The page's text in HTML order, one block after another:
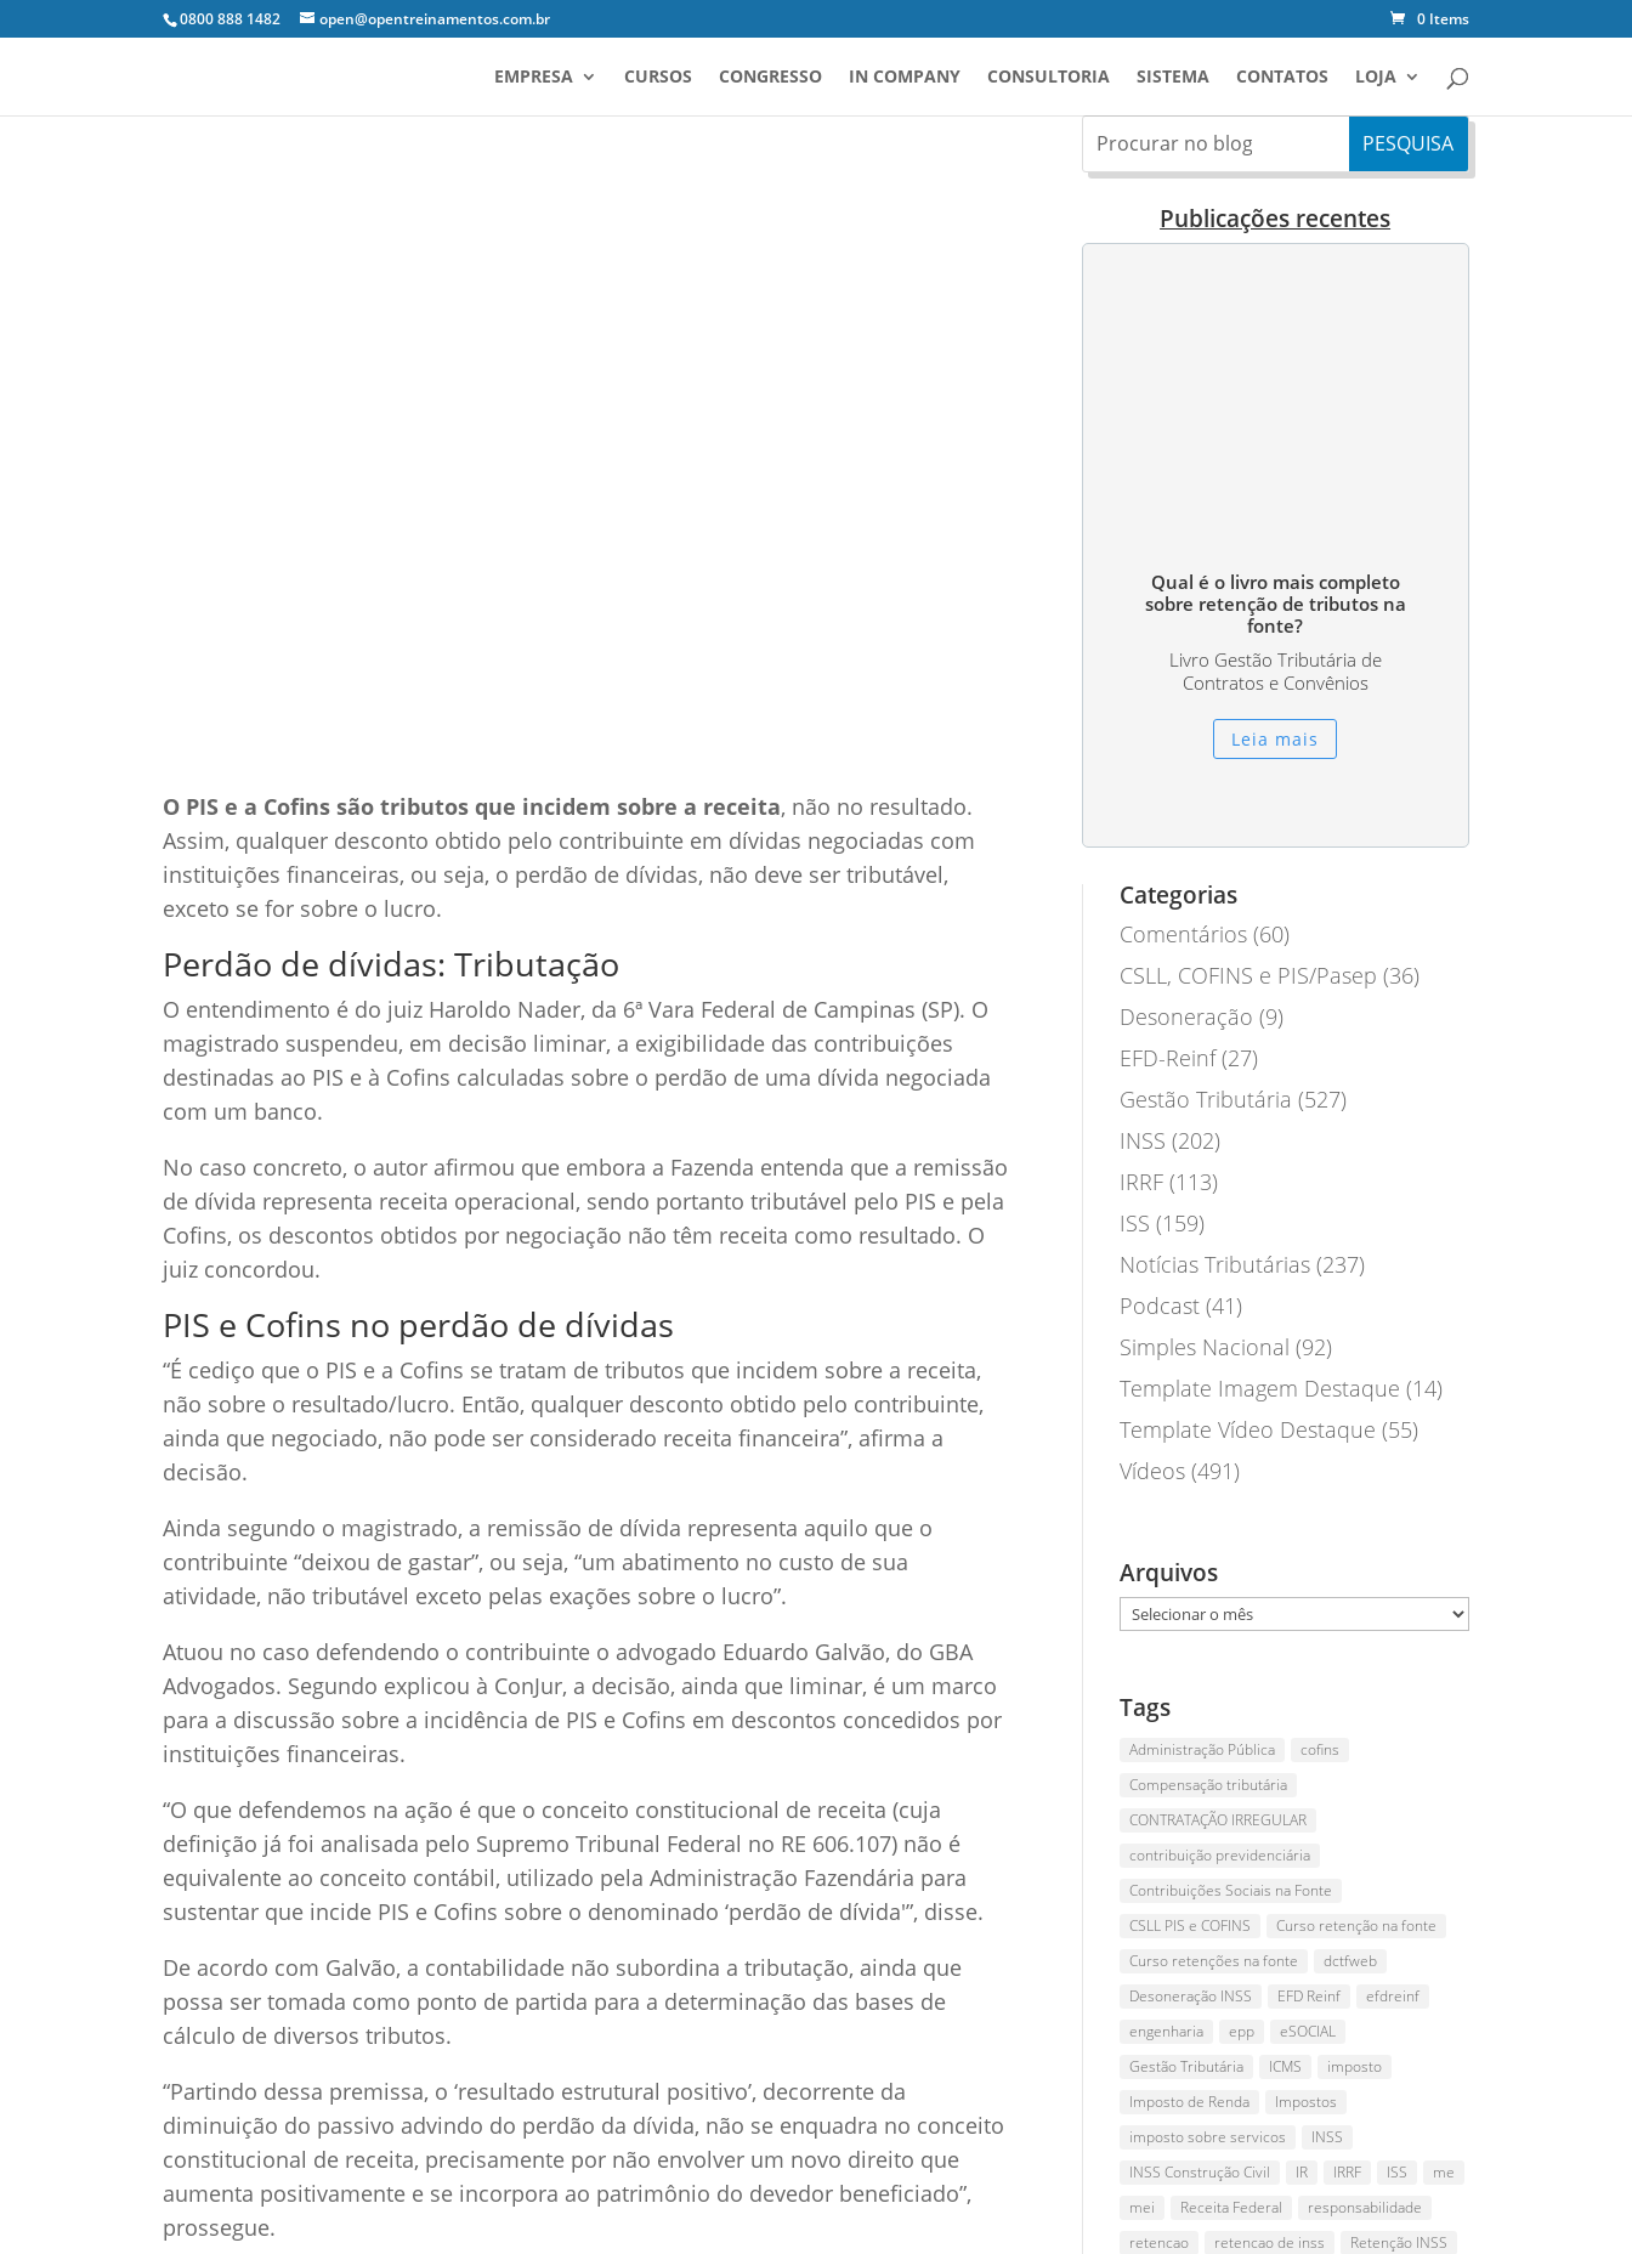
0800 888 1482 open@opentreinamentos.com.br 0 Items
EMPRESA CURSOS CONGRESSO IN COMPANY CONSULTORIA SISTEMA CONTATOS LOJA
O PIS e a Cofins são tributos que incidem sobre a receita, não no resultado.
Assim, qualquer desconto obtido pelo contribuinte em dívidas negociadas com
instituições financeiras, ou seja, o perdão de dívidas, não deve ser tributável,
exceto se for sobre o lucro.
Perdão de dívidas: Tributação
O entendimento é do juiz Haroldo Nader, da 6ª Vara Federal de Campinas (SP). O
magistrado suspendeu, em decisão liminar, a exigibilidade das contribuições
destinadas ao PIS e à Cofins calculadas sobre o perdão de uma dívida negociada
com um banco.
No caso concreto, o autor afirmou que embora a Fazenda entenda que a remissão
de dívida representa receita operacional, sendo portanto tributável pelo PIS e pela
Cofins, os descontos obtidos por negociação não têm receita como resultado. O
juiz concordou.
PIS e Cofins no perdão de dívidas
“É cediço que o PIS e a Cofins se tratam de tributos que incidem sobre a receita,
não sobre o resultado/lucro. Então, qualquer desconto obtido pelo contribuinte,
ainda que negociado, não pode ser considerado receita financeira”, afirma a
decisão.
Ainda segundo o magistrado, a remissão de dívida representa aquilo que o
contribuinte “deixou de gastar”, ou seja, “um abatimento no custo de sua
atividade, não tributável exceto pelas exações sobre o lucro”.
Atuou no caso defendendo o contribuinte o advogado Eduardo Galvão, do GBA
Advogados. Segundo explicou à ConJur, a decisão, ainda que liminar, é um marco
para a discussão sobre a incidência de PIS e Cofins em descontos concedidos por
instituições financeiras.
“O que defendemos na ação é que o conceito constitucional de receita (cuja
definição já foi analisada pelo Supremo Tribunal Federal no RE 606.107) não é
equivalente ao conceito contábil, utilizado pela Administração Fazendária para
sustentar que incide PIS e Cofins sobre o denominado ‘perdão de dívida'”, disse.
De acordo com Galvão, a contabilidade não subordina a tributação, ainda que
possa ser tomada como ponto de partida para a determinação das bases de
cálculo de diversos tributos.
“Partindo dessa premissa, o ‘resultado estrutural positivo’, decorrente da
diminuição do passivo advindo do perdão da dívida, não se enquadra no conceito
constitucional de receita, precisamente por não envolver um novo direito que
aumenta positivamente e se incorpora ao patrimônio do devedor beneficiado”,
prossegue.
Publicações recentes
Qual é o livro mais completo
sobre retenção de tributos na
fonte?
Livro Gestão Tributária de
Contratos e Convênios
Leia mais
Categorias
Comentários(60)
CSLL, COFINS e PIS/Pasep (36)
Desoneração (9)
EFD-Reinf(27)
Gestão Tributária (527)
INSS (202)
IRRF(113)
ISS (159)
Notícias Tributárias(237)
Podcast(41)
Simples Nacional (92)
Template Imagem Destaque (14)
Template Vídeo Destaque (55)
Vídeos(491)
Arquivos
Arquivos
Tags
Administração Pública
cofins
Compensação tributária
CONTRATAÇÃO IRREGULAR
contribuição previdenciária
Contribuições Sociais na Fonte
CSLL PIS e COFINS
Curso retenção na fonte
Curso retenções na fonte
dctfweb
Desoneração INSS
EFD Reinf
efdreinf
engenharia
epp
eSOCIAL
Gestão Tributária
ICMS
imposto
Imposto de Renda
Impostos
imposto sobre servicos
INSS
INSS Construção Civil
IR IRRF ISS
me
mei
Receita Federal
responsabilidade
retencao
retencao de inss
Retenção INSS